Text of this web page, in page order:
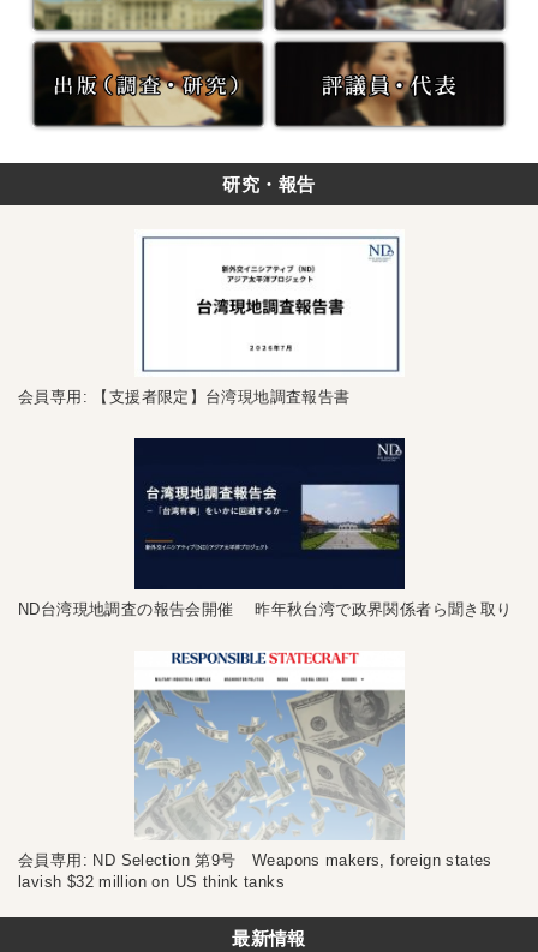
研究・報告
会員専用: 【支援者限定】台湾現地調査報告書
ND台湾現地調査の報告会開催 昨年秋台湾で政界関係者ら聞き取り
会員専用: ND Selection 第9号 Weapons makers, foreign states
lavish $32 million on US think tanks
最新情報